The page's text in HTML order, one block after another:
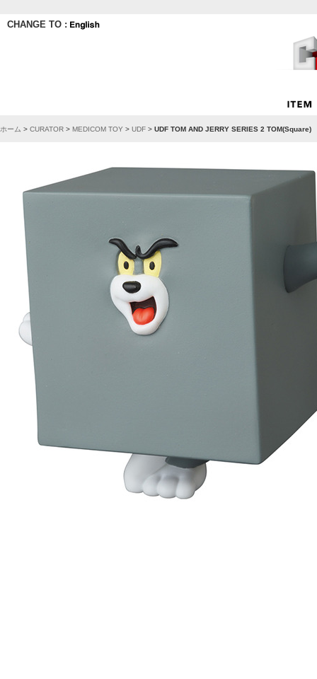
CHANGE TO :
ホーム > CURATOR > MEDICOM TOY > UDF > UDF TOM AND JERRY SERIES 2 TOM(Square)